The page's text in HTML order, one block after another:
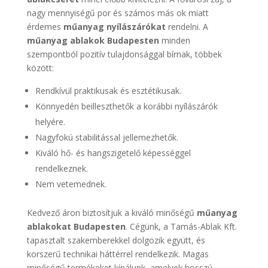
nagy mennyiségű por és számos más ok miatt
érdemes műanyag nyílászárókat rendelni. A
műanyag ablakok Budapesten minden
szempontból pozitív tulajdonsággal bírnak, többek
között:
Rendkívül praktikusak és esztétikusak.
Könnyedén beilleszthetők a korábbi nyílászárók
helyére.
Nagyfokú stabilitással jellemezhetők.
Kiváló hő- és hangszigetelő képességgel
rendelkeznek.
Nem vetemednek.
Kedvező áron biztosítjuk a kiváló minőségű műanyag
ablakokat Budapesten. Cégünk, a Tamás-Ablak Kft.
tapasztalt szakemberekkel dolgozik együtt, és
korszerű technikai háttérrel rendelkezik. Magas